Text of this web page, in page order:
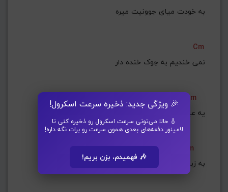
🎉 ویژگی جدید: ذخیره سرعت اسکرول!
🎸 حالا می‌تونی سرعت اسکرول رو ذخیره کنی تا
لامینور دفعه‌های بعدی همون سرعت رو برات نگه داره!
🎶 فهمیدم، بزن بریم!
به خودت میای جوونیت میره
Cm
نمی خندیم به جوک خنده دار
Gm
یه عید جمع شیم مگه دور هم یه بار
Cm
به زبون یه غم دارم تو دلم هزار